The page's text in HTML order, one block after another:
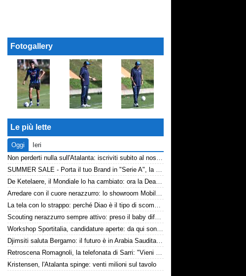
Fotogallery
Le più lette
Oggi
Ieri
Non perderti nulla sull'Atalanta: iscriviti subito al nostro canale WhatsApp!
SUMMER SALE - Porta il tuo Brand in "Serie A", la tua azienda e professione titolare nel cuore dell'Atalanta
De Ketelaere, il Mondiale lo ha cambiato: ora la Dea riparte da lui
Arredare con il cuore nerazzurro: lo showroom Mobilmondo a Osio Sotto. Quando essere di fede atalantina conviene
La tela con lo strappo: perché Diao è il tipo di scommessa che Giuntoli ama
Scouting nerazzurro sempre attivo: preso il baby difensore 2010 Levačić
Workshop Sportitalia, candidature aperte: da qui sono passate firme di Serie A
Djimsiti saluta Bergamo: il futuro è in Arabia Saudita! Tre milioni e firma biennale
Retroscena Romagnoli, la telefonata di Sarri: "Vieni con me a Bergamo"
Kristensen, l'Atalanta spinge: venti milioni sul tavolo